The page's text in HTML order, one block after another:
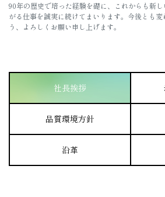
90年の歴史で培った経験を礎に、これからも新
がる仕事を誠実に続けてまいります。今後とも
う、よろしくお願い申し上げます。
社長挨拶
品質環境方針
沿革